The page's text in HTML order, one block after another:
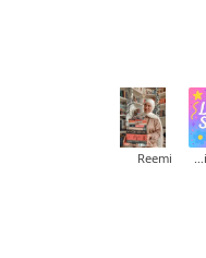
Reemi